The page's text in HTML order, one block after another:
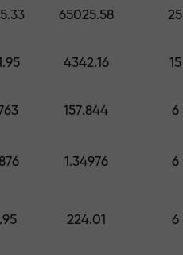
65025.58 25
4342.16 15
157.844 6
1.34976 6
224.01 6
始学习交易—适合所有水